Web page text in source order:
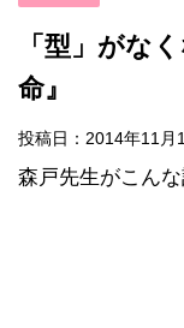
「型」がな
命』
投稿日：2014年11月
森戸先生がこんな